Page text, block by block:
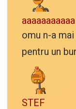
aaaaaaaaaaa
omu n-a
pentru un
STEF